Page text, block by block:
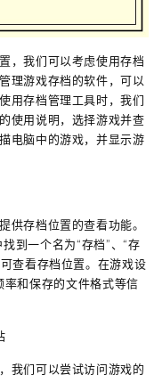
，我们可以考虑使用存档
理游戏存档的软件，可以
用存档管理工具时，我们
使用说明，选择游戏并查
电脑中的游戏，并显示游
供存档位置的查看功能。
到一个名为“存档”、“存
查看存档位置。在游戏设
和保存的文件格式等信
我们可以尝试访问游戏的